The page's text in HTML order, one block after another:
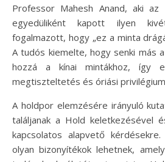
Professor Mahesh Anand, aki az
egyedüliként kapott ilyen
fogalmazott, hogy „ez a minta
A tudós kiemelte, hogy senki más
hozzá a kínai mintákhoz, így
megtiszteltetés és óriási
A holdpor elemzésére irányuló
találjanak a Hold keletkezésével
kapcsolatos alapvető
olyan bizonyítékok lehetnek,